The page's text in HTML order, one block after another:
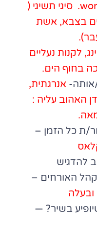
wonder woman. סיגי תשיגי (
בצבא, אשת
לקנות נעליים
בחוף הים.
אותה- אנרגתית,
האהוב עליה :
ת כל הזמן –
להדגיש
האורחים –
בשיר? —